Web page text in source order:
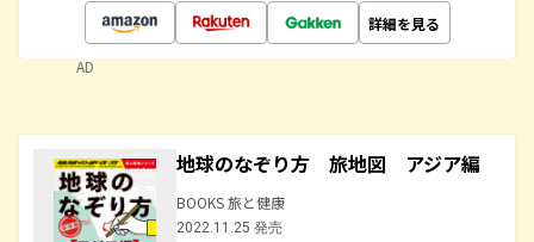
詳細を見る
AD
地球のなぞり方 旅地図 アジア編
BOOKS 旅と健康
2022.11.25 発売